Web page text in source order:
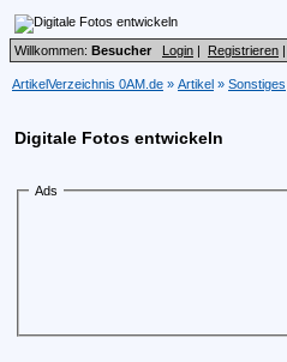
Willkommen: Besucher Login | Registrieren |
ArtikelVerzeichnis 0AM.de » Artikel » Sonstiges
Digitale Fotos entwickeln
Ads